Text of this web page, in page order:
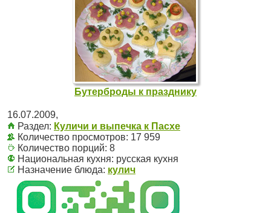
Бутерброды к празднику
16.07.2009,
Раздел: Куличи и выпечка к Пасхе
Количество просмотров: 17 959
Количество порций: 8
Национальная кухня: русская кухня
Назначение блюда: кулич